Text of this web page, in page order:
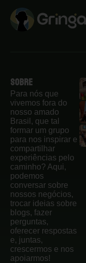
Sobre
Para nós que
vivemos fora do
nosso amado
Brasil, que tal
formar um grupo
para nos inspirar e
compartilhar
experiências pelo
caminho? Aqui,
podemos
conversar sobre
nossos negócios,
trocar ideias sobre
blogs, fazer
perguntas,
oferecer respostas
e, juntas,
crescermos e nos
apoiarmos!